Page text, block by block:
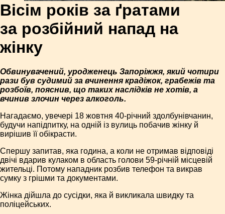
Вісім років за ґратами
за розбійний напад на
жінку
Обвинувачений, уродженець Запоріжжя, який чотири
рази був судимий за вчинення крадіжок, грабежів та
розбоїв, пояснив, що таких наслідків не хотів, а
вчинив злочин через алкоголь.
Нагадаємо, увечері 18 жовтня 40-річний здолбунівчанин,
будучи напідпитку, на одній із вулиць побачив жінку й
вирішив її обікрасти.
Спершу запитав, яка година, а коли не отримав відповіді
двічі вдарив кулаком в область голови 59-річній місцевій
жительці. Потому нападник розбив телефон та викрав
сумку з грішми та документами.
Жінка дійшла до сусідки, яка й викликала швидку та
поліцейських.